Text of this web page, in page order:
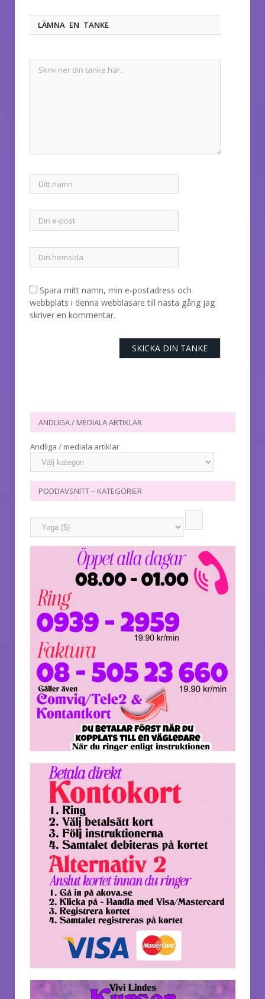
LÄMNA EN TANKE
Spara mitt namn, min e-postadress och
webbplats i denna webbläsare till nästa gång jag
skriver en kommentar.
ANDLIGA / MEDIALA ARTIKLAR
Andliga / mediala artiklar
PODDAVSNITT – KATEGORIER